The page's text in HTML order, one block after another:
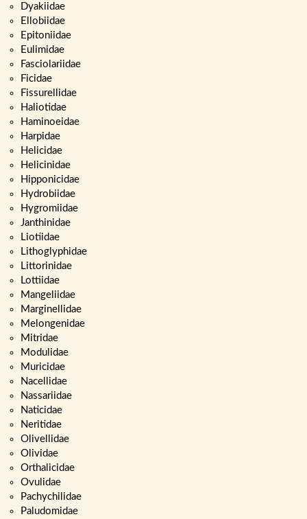
Dyakiidae
Ellobiidae
Epitoniidae
Eulimidae
Fasciolariidae
Ficidae
Fissurellidae
Haliotidae
Haminoeidae
Harpidae
Helicidae
Helicinidae
Hipponicidae
Hydrobiidae
Hygromiidae
Janthinidae
Liotiidae
Lithoglyphidae
Littorinidae
Lottiidae
Mangeliidae
Marginellidae
Melongenidae
Mitridae
Modulidae
Muricidae
Nacellidae
Nassariidae
Naticidae
Neritidae
Olivellidae
Olividae
Orthalicidae
Ovulidae
Pachychilidae
Paludomidae